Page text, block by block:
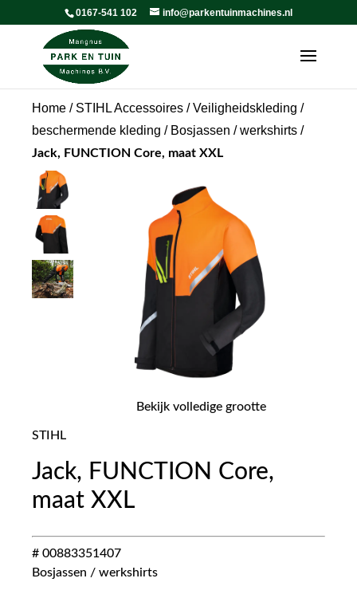
0167-541 102 info@parkentuinmachines.nl
Home / STIHL Accessoires /Veiligheidskleding /
beschermende kleding / Bosjassen / werkshirts /
Jack, FUNCTION Core, maat XXL
Bekijk volledige grootte
STIHL
Jack, FUNCTION Core,
maat XXL
# 00883351407
Bosjassen / werkshirts